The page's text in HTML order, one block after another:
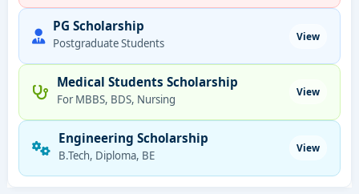
PG Scholarship
Postgraduate Students
View
Medical Students Scholarship
For MBBS, BDS, Nursing
View
Engineering Scholarship
B.Tech, Diploma, BE
View